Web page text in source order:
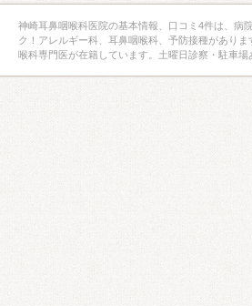
神崎耳鼻咽喉科医院の基本情報、口コミ4件は、病
ク！アレルギー科、耳鼻咽喉科、予防接種があり
喉科専門医が在籍しています。土曜日診察・駐車場